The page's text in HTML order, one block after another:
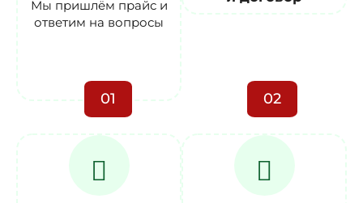
Мы пришлём прайс и
ответим на вопросы
01 02